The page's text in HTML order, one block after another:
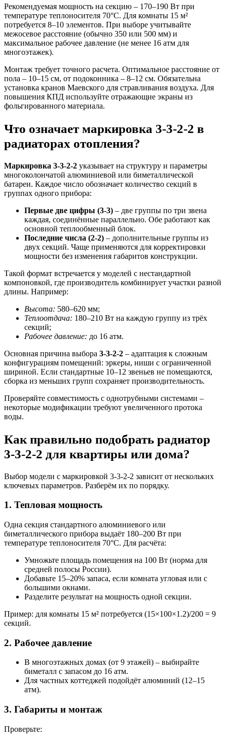
Рекомендуемая мощность на секцию – 170–190 Вт при
температуре теплоносителя 70°C. Для комнаты 15 м²
потребуется 8–10 элементов. При выборе учитывайте
межосевое расстояние (обычно 350 или 500 мм) и
максимальное рабочее давление (не менее 16 атм для
многоэтажек).
Монтаж требует точного расчета. Оптимальное расстояние от
пола – 10–15 см, от подоконника – 8–12 см. Обязательна
установка кранов Маевского для стравливания воздуха. Для
повышения КПД используйте отражающие экраны из
фольгированного материала.
Что означает маркировка 3-3-2-2 в
радиаторах отопления?
Маркировка 3-3-2-2 указывает на структуру и параметры
многоколончатой алюминиевой или биметаллической
батареи. Каждое число обозначает количество секций в
группах одного прибора:
Первые две цифры (3-3) – две группы по три звена
каждая, соединённые параллельно. Обе работают как
основной теплообменный блок.
Последние числа (2-2) – дополнительные группы из
двух секций. Чаще применяются для корректировки
мощности без изменения габаритов конструкции.
Такой формат встречается у моделей с нестандартной
компоновкой, где производитель комбинирует участки разной
длины. Например:
Высота: 580–620 мм;
Теплоотдача: 180–210 Вт на каждую группу из трёх
секций;
Рабочее давление: до 16 атм.
Основная причина выбора 3-3-2-2 – адаптация к сложным
конфигурациям помещений: эркеры, ниши с ограниченной
шириной. Если стандартные 10–12 звеньев не помещаются,
сборка из меньших групп сохраняет производительность.
Проверяйте совместимость с однотрубными системами –
некоторые модификации требуют увеличенного протока
воды.
Как правильно подобрать радиатор
3-3-2-2 для квартиры или дома?
Выбор модели с маркировкой 3-3-2-2 зависит от нескольких
ключевых параметров. Разберём их по порядку.
1. Тепловая мощность
Одна секция стандартного алюминиевого или
биметаллического прибора выдаёт 180–200 Вт при
температуре теплоносителя 70°C. Для расчёта:
Умножьте площадь помещения на 100 Вт (норма для
средней полосы России).
Добавьте 15–20% запаса, если комната угловая или с
большими окнами.
Разделите результат на мощность одной секции.
Пример: для комнаты 15 м² потребуется (15×100×1.2)/200 = 9
секций.
2. Рабочее давление
В многоэтажных домах (от 9 этажей) – выбирайте
биметалл с запасом до 16 атм.
Для частных коттеджей подойдёт алюминий (12–15
атм).
3. Габариты и монтаж
Проверьте: